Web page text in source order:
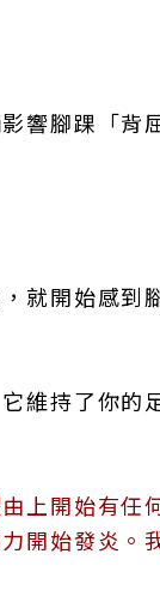
響腳踝「背
就開始感到
維持了你的
上開始有任
開始發炎。